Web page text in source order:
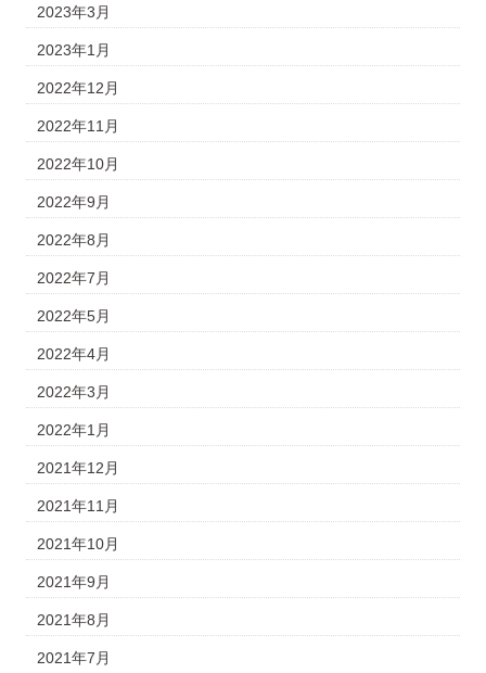
2023年3月
2023年1月
2022年12月
2022年11月
2022年10月
2022年9月
2022年8月
2022年7月
2022年5月
2022年4月
2022年3月
2022年1月
2021年12月
2021年11月
2021年10月
2021年9月
2021年8月
2021年7月